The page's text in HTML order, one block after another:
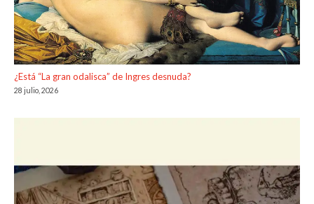
¿Está “La gran odalisca” de Ingres desnuda?
28 julio, 2026